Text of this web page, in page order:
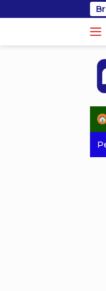
to
Lindungi